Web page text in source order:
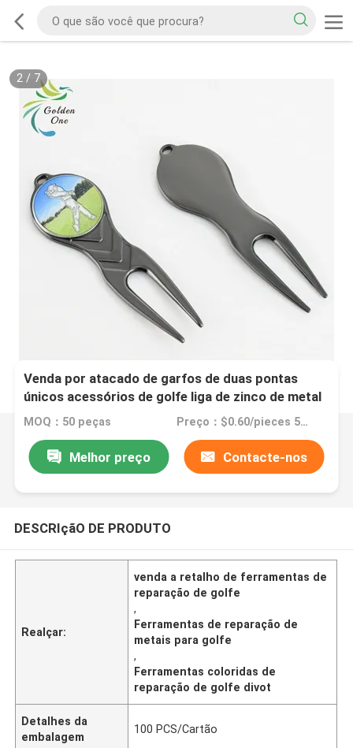
2/ 7
Venda por atacado de garfos de duas pontas
únicos acessórios de golfe liga de zinco de metal
ferramentas coloridas de reparação de golfe
MOQ：50 peças Preço：$0.60/pieces 50-99 pieces
Melhor preço Contacte-nos
DESCRIçãO DE PRODUTO
Realçar:
venda a retalho de ferramentas de
reparação de golfe
,
Ferramentas de reparação de
metais para golfe
,
Ferramentas coloridas de
reparação de golfe divot
Detalhes da
embalagem
100 PCS/Cartão